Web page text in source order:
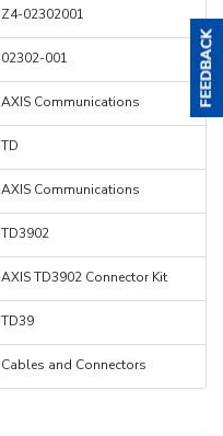
Z4-02302001
02302-001
AXIS Communications
TD
AXIS Communications
TD3902
AXIS TD3902 Connector Kit
TD39
Cables and Connectors